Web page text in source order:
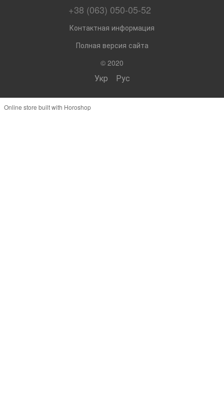
+38 (063) 050-05-52
Контактная информация
Полная версия сайта
© 2020
Укр Рус
Online store built with Horoshop